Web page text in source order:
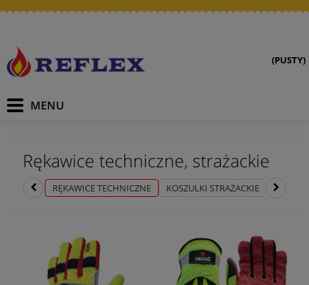
(PUSTY)
Rękawice techniczne, strażackie
RĘKAWICE TECHNICZNE KOSZULKI STRAŻACKIE